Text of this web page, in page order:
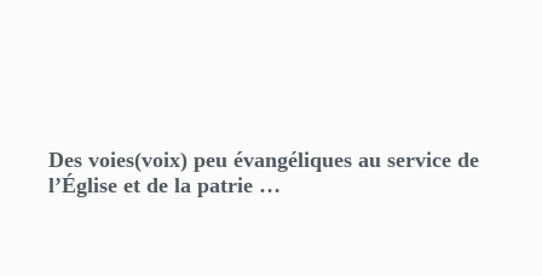
Des voies(voix) peu évangéliques au service de
l’Église et de la patrie …